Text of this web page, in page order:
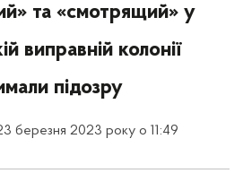
та «смотрящий» у
виправній колонії
підозру
березня 2023 року о 11:49